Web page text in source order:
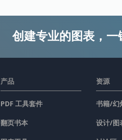
创建专业的图表，一
产品
PDF 工具套件
翻页书本
资源
书籍/幻
设计/图